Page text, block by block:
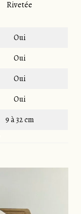
Rivetée
Oui
Oui
Oui
Oui
9 à 32 cm